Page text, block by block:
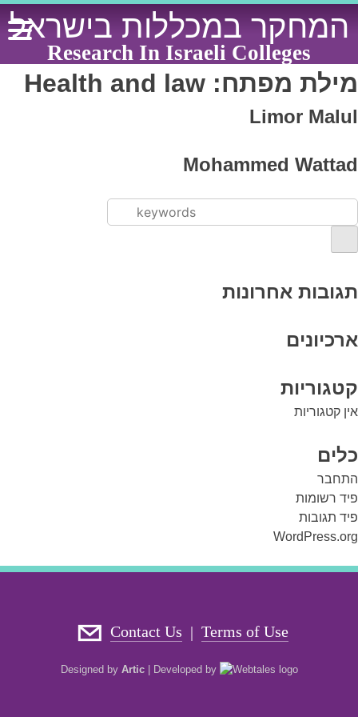
Skip
המחקר במכללות בישראל
Research In Israeli Colleges
מילת מפתח: Health and law
Limor Malul
Mohammed Wattad
תגובות אחרונות
ארכיונים
קטגוריות
אין קטגוריות
כלים
התחבר
פיד רשומות
פיד תגובות
WordPress.org
Terms of Use
|
Contact Us
Designed by Artic Developed by